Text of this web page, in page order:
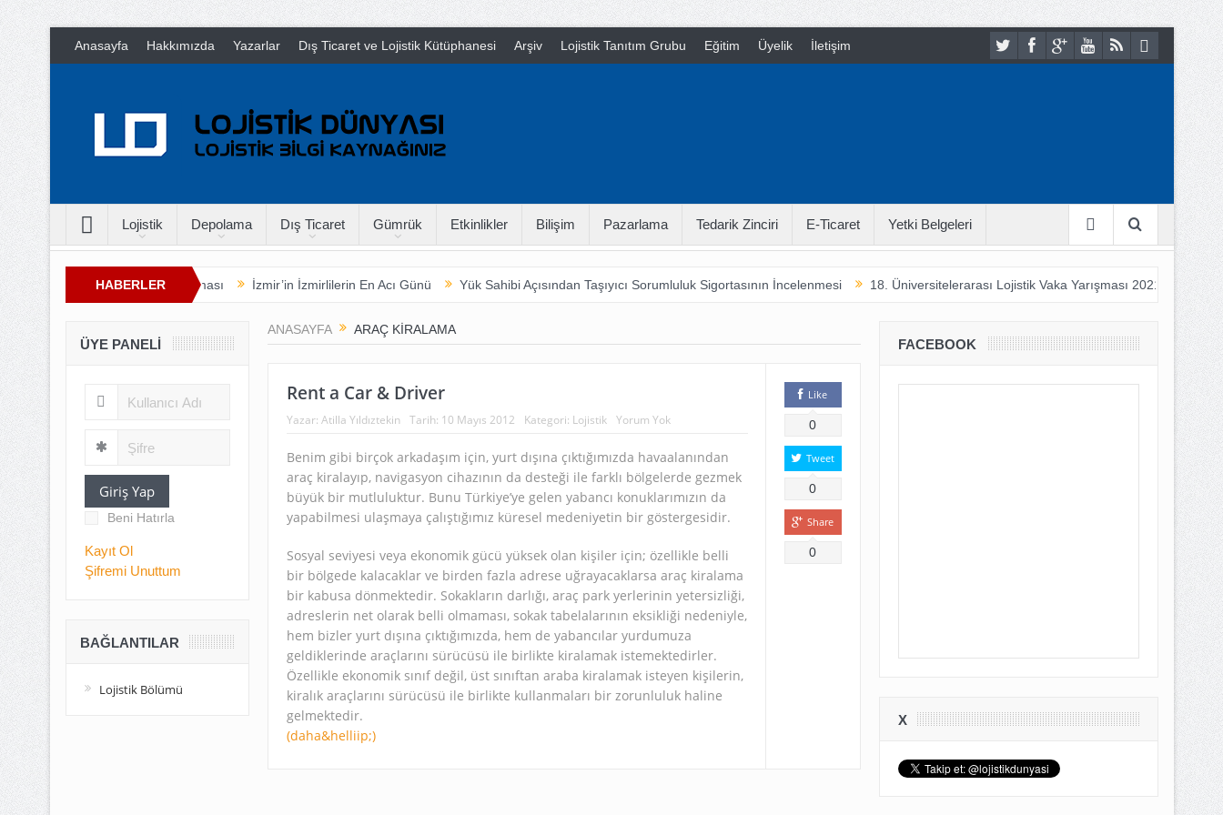
Anasayfa Hakkımızda Yazarlar Dış Ticaret ve Lojistik Kütüphanesi Arşiv Lojistik Tanıtım Grubu Eğitim Üyelik İletişim
Lojistik Depolama Dış Ticaret Gümrük Etkinlikler Bilişim Pazarlama Tedarik Zinciri E-Ticaret Yetki Belgeleri
HABERLER
Lojistik ve Ticaret Buluşması İzmir’in İzmirlilerin En Acı Günü Yük Sahibi Açısından Taşıyıcı Sorumluluk Sigortasının İncelenmesi 18. Üniversitelerarası Lojistik Vaka Yarışması 2021 İnsan
ANASAYFA ARAÇ KIRALAMA
Rent a Car & Driver
Yazar: Atilla Yıldıztekin Tarih: 10 Mayıs 2012 Kategori: Lojistik Yorum Yok
Benim gibi birçok arkadaşım için, yurt dışına çıktığımızda havaalanından
araç kiralayıp, navigasyon cihazının da desteği ile farklı bölgelerde gezmek
büyük bir mutluluktur. Bunu Türkiye’ye gelen yabancı konuklarımızın da
yapabilmesi ulaşmaya çalıştığımız küresel medeniyetin bir göstergesidir.
Sosyal seviyesi veya ekonomik gücü yüksek olan kişiler için; özellikle belli
bir bölgede kalacaklar ve birden fazla adrese uğrayacaklarsa araç kiralama
bir kabusa dönmektedir. Sokakların darlığı, araç park yerlerinin yetersizliği,
adreslerin net olarak belli olmaması, sokak tabelalarının eksikliği nedeniyle,
hem bizler yurt dışına çıktığımızda, hem de yabancılar yurdumuza
geldiklerinde araçlarını sürücüsü ile birlikte kiralamak istemektedirler.
Özellikle ekonomik sınıf değil, üst sınıftan araba kiralamak isteyen kişilerin,
kiralık araçlarını sürücüsü ile birlikte kullanmaları bir zorunluluk haline
gelmektedir.
(daha&helliip;)
Like
0
Tweet
0
Share
0
ÜYE PANELI
Giriş Yap
Beni Hatırla
Kayıt Ol
Şifremi Unuttum
BAĞLANTILAR
Lojistik Bölümü
FACEBOOK
X